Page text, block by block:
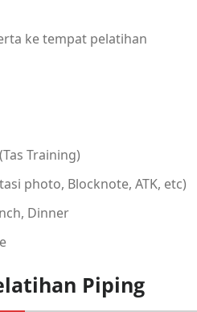
ke tempat pelatihan
Training)
photo, Blocknote, ATK, etc)
Dinner
Piping